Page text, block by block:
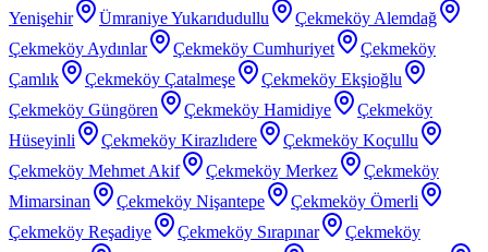
Yenişehir
Ümraniye Yukarıdudullu
Çekmeköy Alemdağ
Çekmeköy Aydınlar
Çekmeköy Cumhuriyet
Çekmeköy
Çamlık
Çekmeköy Çatalmeşe
Çekmeköy Ekşioğlu
Çekmeköy Güngören
Çekmeköy Hamidiye
Çekmeköy
Hüseyinli
Çekmeköy Kirazlıdere
Çekmeköy Koçullu
Çekmeköy Mehmet Akif
Çekmeköy Merkez
Çekmeköy
Mimarsinan
Çekmeköy Nişantepe
Çekmeköy Ömerli
Çekmeköy Reşadiye
Çekmeköy Sırapınar
Çekmeköy